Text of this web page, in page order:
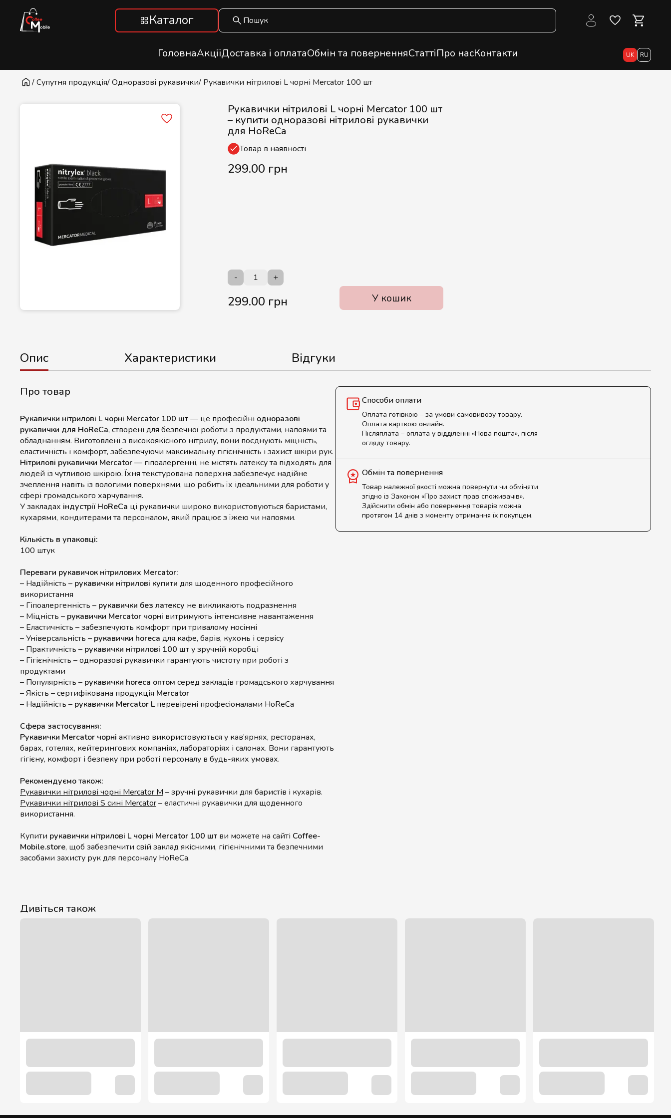
Каталог
ГоловнаАкціїДоставка і оплатаОбмін та поверненняСтаттіПро насКонтакти UK RU
/ Супутня продукція/ Одноразові рукавички/ Рукавички нітрилові L чорні Mercator 100 шт
Рукавички нітрилові L чорні Mercator 100 шт
– купити одноразові нітрилові рукавички
для HoReCa
Товар в наявності
299.00 грн
- +
299.00 грн У кошик
Опис Характеристики Відгуки
Про товар
Рукавички нітрилові L чорні Mercator 100 шт— це професійні одноразові
рукавички для HoReCa, створені для безпечної роботи з продуктами, напоями та
обладнанням. Виготовлені з високоякісного нітрилу, вони поєднують міцність,
еластичність і комфорт, забезпечуючи максимальну гігієнічність і захист шкіри рук.
Нітрилові рукавички Mercator— гіпоалергенні, не містять латексу та підходять для
людей із чутливою шкірою. Їхня текстурована поверхня забезпечує надійне
зчеплення навіть із вологими поверхнями, що робить їх ідеальними для роботи у
сфері громадського харчування.
У закладах індустрії HoReCa ці рукавички широко використовуються баристами,
кухарями, кондитерами та персоналом, який працює з їжею чи напоями.
Кількість в упаковці:
100 штук
Переваги рукавичок нітрилових Mercator:
– Надійність – рукавички нітрилові купити для щоденного професійного
використання
– Гіпоалергенність – рукавички без латексу не викликають подразнення
– Міцність – рукавички Mercator чорні витримують інтенсивне навантаження
– Еластичність – забезпечують комфорт при тривалому носінні
– Універсальність – рукавички horeca для кафе, барів, кухонь і сервісу
– Практичність – рукавички нітрилові 100 шту зручній коробці
– Гігієнічність – одноразові рукавички гарантують чистоту при роботі з
продуктами
– Популярність – рукавички horeca оптом серед закладів громадського харчування
– Якість – сертифікована продукція Mercator
– Надійність – рукавички Mercator Lперевірені професіоналами HoReCa
Сфера застосування:
Рукавички Mercator чорні активно використовуються у кав’ярнях, ресторанах,
барах, готелях, кейтерингових компаніях, лабораторіях і салонах. Вони гарантують
гігієну, комфорт і безпеку при роботі персоналу в будь-яких умовах.
Рекомендуємо також:
Рукавички нітрилові чорні Mercator M – зручні рукавички для баристів і кухарів.
Рукавички нітрилові S сині Mercator– еластичні рукавички для щоденного
використання.
Купити рукавички нітрилові L чорні Mercator 100 шт ви можете на сайті Coffee-
Mobile.store, щоб забезпечити свій заклад якісними, гігієнічними та безпечними
засобами захисту рук для персоналу HoReCa.
Способи оплати
Оплата готівкою – за умови самовивозу товару.
Оплата карткою онлайн.
Післяплата – оплата у відділенні «Нова пошта», після
огляду товару.
Обмін та повернення
Товар належної якості можна повернути чи обміняти
згідно із Законом «Про захист прав споживачів».
Здійснити обмін або повернення товарів можна
протягом 14 днів з моменту отримання їх покупцем.
Дивіться також
139.00 грн